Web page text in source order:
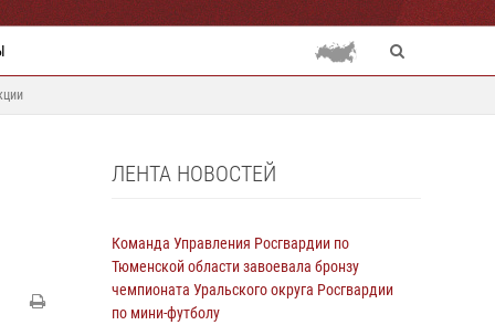
ЛЕНТА НОВОСТЕЙ
Команда Управления Росгвардии по
Тюменской области завоевала бронзу
чемпионата Уральского округа Росгвардии
по мини-футболу